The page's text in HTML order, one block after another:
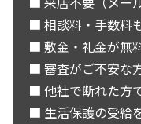
■ 相談料・手数料
■ 敷金・礼金が無
■ 審査がご不安な
■ 他社で断れた方
■ 生活保護の受給